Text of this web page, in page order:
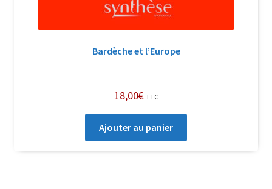
Bardèche et l’Europe
18,00€ TTC
Ajouter au panier